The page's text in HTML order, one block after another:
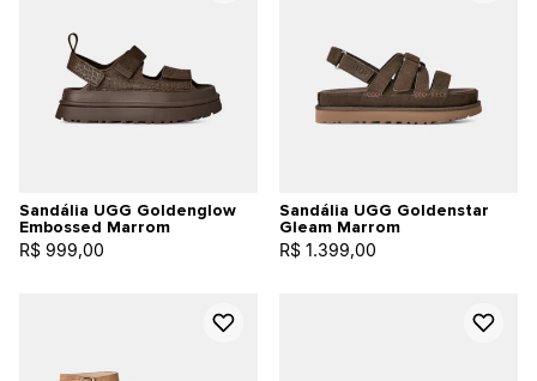
Sandália UGG Goldenglow
Embossed Marrom
R$ 999,00
Sandália UGG Goldenstar
Gleam Marrom
R$ 1.399,00